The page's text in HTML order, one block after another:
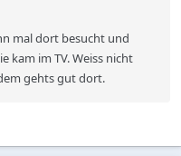
mal dort besucht und
kam im TV. Weiss nicht
gehts gut dort.